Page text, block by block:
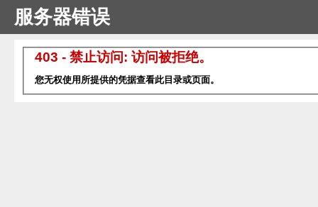
服务器错误
403 - 禁止访问: 访问被拒绝。
您无权使用所提供的凭据查看此目录或页面。